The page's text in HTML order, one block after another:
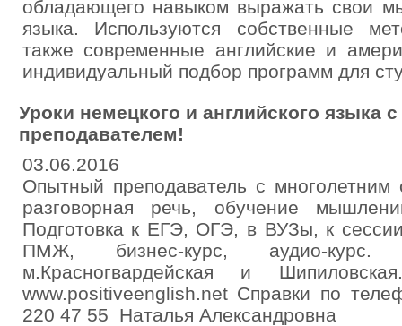
обладающего навыком выражать свои
языка. Используются собственные
также современные английские и
индивидуальный подбор программ для
Уроки немецкого и английского языка
преподавателем!
03.06.2016
Опытный преподаватель с
разговорная речь, обучение
Подготовка к ЕГЭ, ОГЭ, в ВУЗы, к
ПМЖ, бизнес-курс, аудио-
м.Красногвардейская и
www.positiveenglish.net Справки по
220 47 55 Наталья Александровна